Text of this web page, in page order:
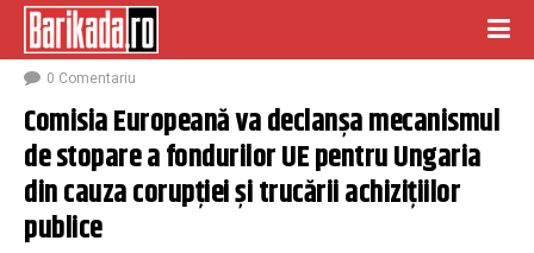
aprilie 5, 2022
0 Comentariu
Comisia Europeană va declanșa mecanismul
de stopare a fondurilor UE pentru Ungaria
din cauza corupției și trucării achizițiilor
publice